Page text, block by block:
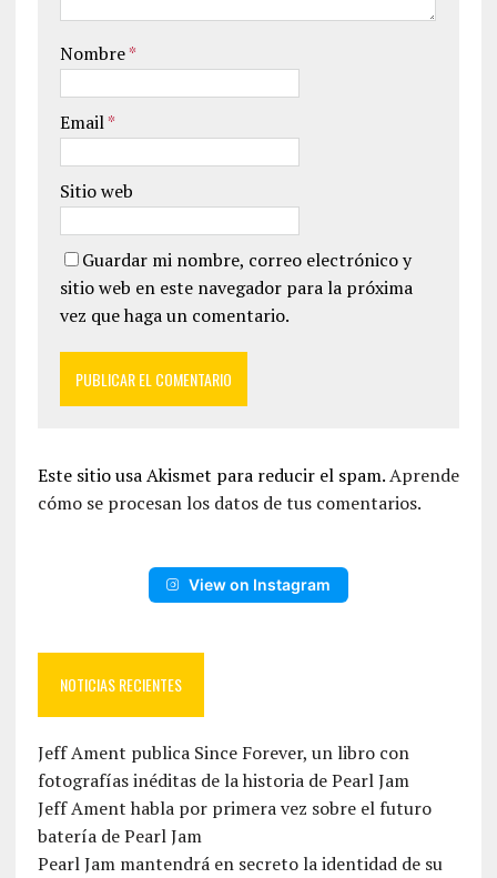
Nombre*
Email*
Sitio web
Guardar mi nombre, correo electrónico y
sitio web en este navegador para la próxima
vez que haga un comentario.
Este sitio usa Akismet para reducir el spam.Aprende
cómo se procesan los datos de tus comentarios.
View on Instagram
NOTICIAS RECIENTES
Jeff Ament publica Since Forever, un libro con
fotografías inéditas de la historia de Pearl Jam
Jeff Ament habla por primera vez sobre el futuro
batería de Pearl Jam
Pearl Jam mantendrá en secreto la identidad de su